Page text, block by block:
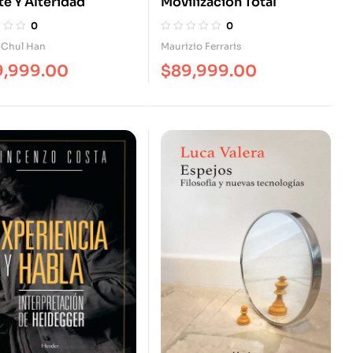
0
Han
0
Maurizio Ferraris
$89,999.00